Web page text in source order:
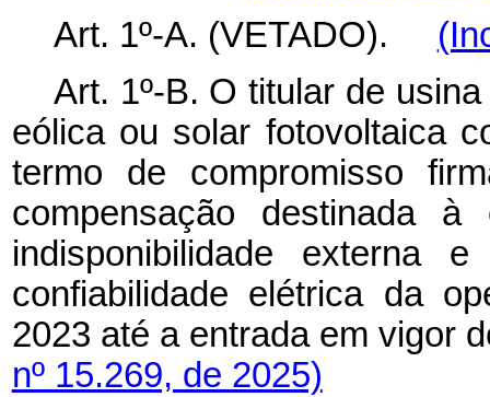
Art. 1º-A. (VETADO).
Art. 1º-B. O titular de
eólica ou solar fotovoltaica
termo de compromisso
compensação destinada
indisponibilidade externa
confiabilidade elétrica da
2023 até a entrada em
nº 15.269, de 2025)